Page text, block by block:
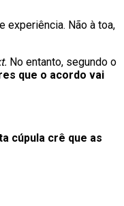
experiência. Não à toa,
No entanto, segundo o
que o acordo vai
cúpula crê que as